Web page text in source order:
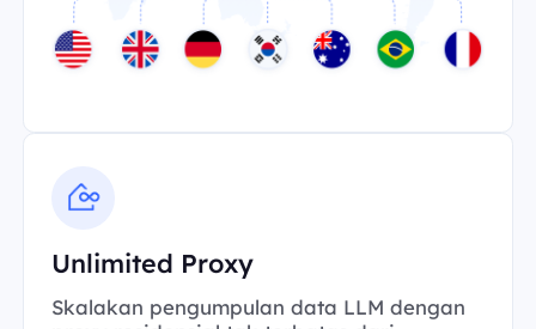
Unlimited Proxy
Skalakan pengumpulan data LLM dengan